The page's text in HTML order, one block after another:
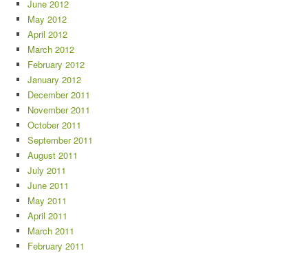
June 2012
May 2012
April 2012
March 2012
February 2012
January 2012
December 2011
November 2011
October 2011
September 2011
August 2011
July 2011
June 2011
May 2011
April 2011
March 2011
February 2011